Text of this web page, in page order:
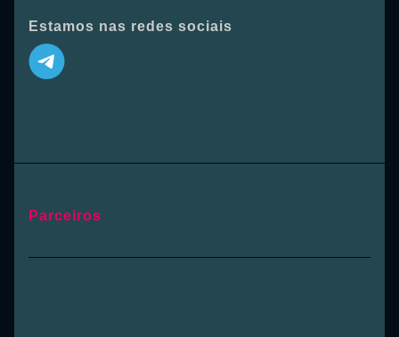
Estamos nas redes sociais
Parceiros